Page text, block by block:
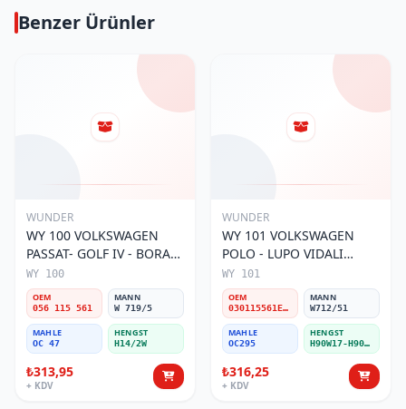
Benzer Ürünler
WUNDER
WY 100 VOLKSWAGEN
PASSAT- GOLF IV - BORA
056 115 561 Yağ Filtresi
WY 100
OEM
056 115 561
MANN
W 719/5
MAHLE
OC 47
HENGST
H14/2W
₺313,95
+ KDV
WUNDER
WY 101 VOLKSWAGEN
POLO - LUPO VIDALI
030115561E Yağ Filtresi
WY 101
OEM
030115561E / 030115561AA / 030115561AB / 030115561AD
MANN
W712/51
MAHLE
OC295
HENGST
H90W17-H90W11
₺316,25
+ KDV